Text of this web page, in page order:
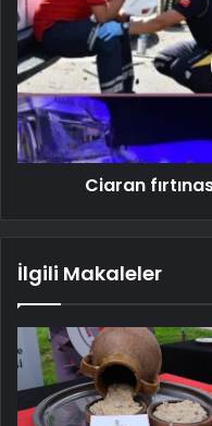
Ciaran
İlgili Makaleler